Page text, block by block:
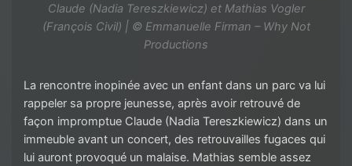
Claude (Nadia Tereszkiewicz) et Mathias Vogler
(François Civil) | © Emmanuelle Firman – Why Not
Productions
La rencontre inopinée avec un enfant dans un parc va lui
rappeler sa propre jeunesse, après avoir retrouvé de
façon impromptue Claude (Nadia Tereszkiewicz) dans un
immeuble avant un concert, des retrouvailles fugaces qui
lui auront provoqué un malaise. Mathias semble assez